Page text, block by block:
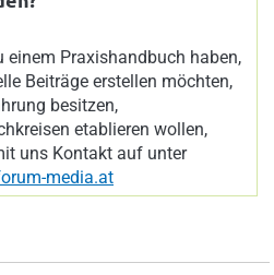
einem Praxishandbuch haben,
Beiträge erstellen möchten,
besitzen,
etablieren wollen,
uns Kontakt auf unter
media.at